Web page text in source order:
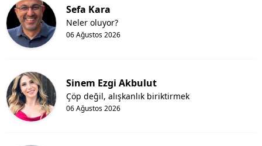
Sefa Kara
06 Ağustos 2026
Neler oluyor?
Sinem Ezgi Akbulut
06 Ağustos 2026
Çöp değil, alışkanlık biriktirmek